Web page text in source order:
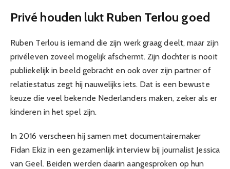
Privé houden lukt Ruben Terlou goed
Ruben Terlou is iemand die zijn werk graag deelt, maar zijn
privéleven zoveel mogelijk afschermt. Zijn dochter is nooit
publiekelijk in beeld gebracht en ook over zijn partner of
relatiestatus zegt hij nauwelijks iets. Dat is een bewuste
keuze die veel bekende Nederlanders maken, zeker als er
kinderen in het spel zijn.
In 2016 verscheen hij samen met documentairemaker
Fidan Ekiz in een gezamenlijk interview bij journalist Jessica
van Geel. Beiden werden daarin aangesproken op hun